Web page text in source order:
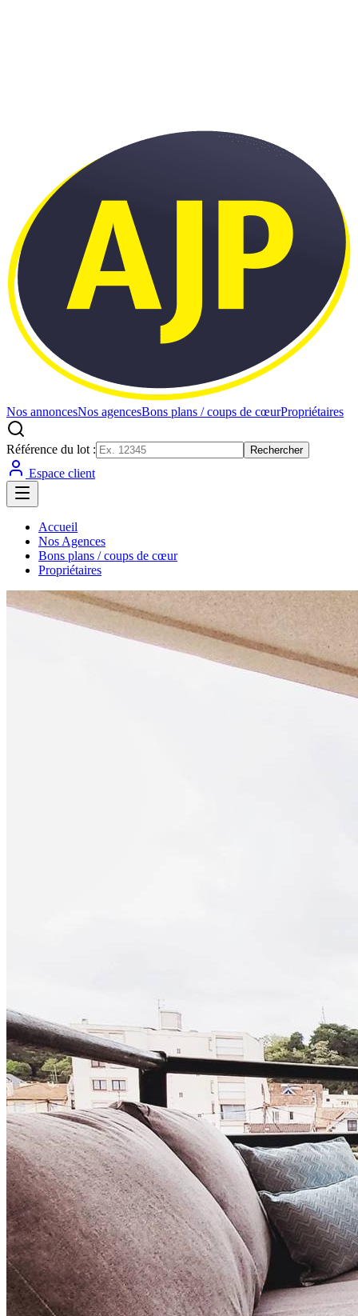
Nos annoncesNos agencesBons plans / coups de cœurPropriétaires
Référence du lot : Rechercher
Espace client
Accueil
Nos Agences
Bons plans / coups de cœur
Propriétaires